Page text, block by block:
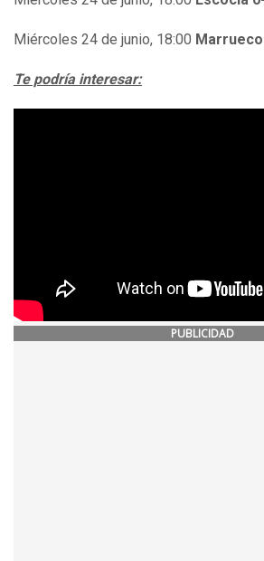
Miércoles 24 de junio, 18:00
Te podría interesar:
PUBLICIDAD